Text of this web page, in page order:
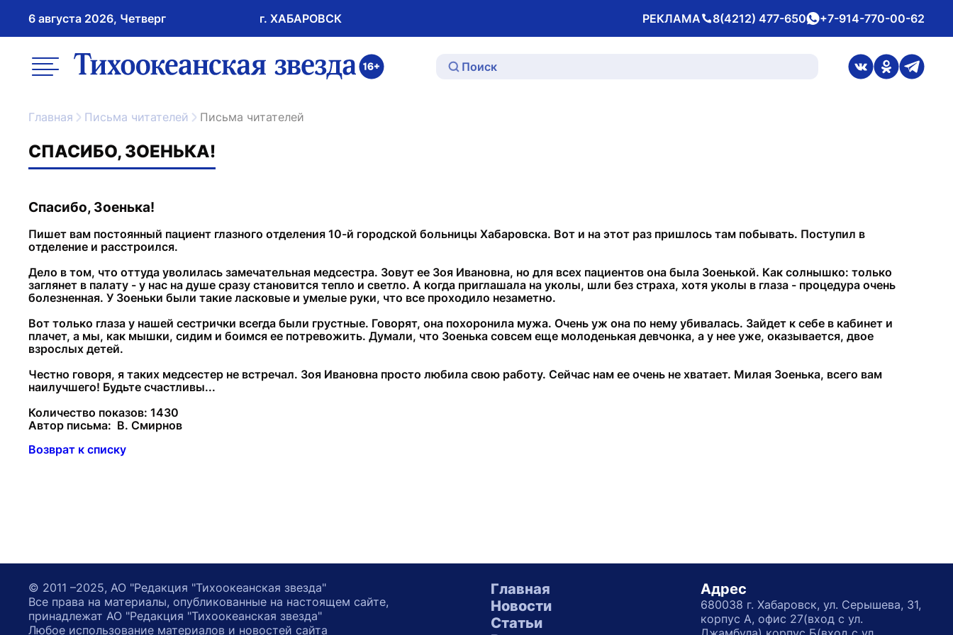
6 августа 2026, Четверг г. ХАБАРОВСК РЕКЛАМА
Телефон 8(4212) 477-650whatsApp
+7-914-770-00-62
меню ссылка на главную
ссылка на
ссылка на
Главная Письма читателей Письма читателей
СПАСИБО, ЗОЕНЬКА!
Спасибо, Зоенька!
Пишет вам постоянный пациент глазного отделения 10-й городской больницы Хабаровска. Вот и на этот раз пришлось там побывать. Поступил в
отделение и расстроился.
Дело в том, что оттуда уволилась замечательная медсестра. Зовут ее Зоя Ивановна, но для всех пациентов она была Зоенькой. Как солнышко: только
заглянет в палату - у нас на душе сразу становится тепло и светло. А когда приглашала на уколы, шли без страха, хотя уколы в глаза - процедура очень
болезненная. У Зоеньки были такие ласковые и умелые руки, что все проходило незаметно.
Вот только глаза у нашей сестрички всегда были грустные. Говорят, она похоронила мужа. Очень уж она по нему убивалась. Зайдет к себе в кабинет и
плачет, а мы, как мышки, сидим и боимся ее потревожить. Думали, что Зоенька совсем еще молоденькая девчонка, а у нее уже, оказывается, двое
взрослых детей.
Честно говоря, я таких медсестер не встречал. Зоя Ивановна просто любила свою работу. Сейчас нам ее очень не хватает. Милая Зоенька, всего вам
наилучшего! Будьте счастливы...
Количество показов: 1430
Автор письма: В. Смирнов
Возврат к списку
Главная
Новости
Статьи
Адрес
680038 г. Хабаровск, ул. Серышева, 31,
корпус А, офис 27(вход с ул.
© 2011 –2025, АО "Редакция "Тихоокеанская звезда"
Все права на материалы, опубликованные на настоящем сайте,
принадлежат АО "Редакция "Тихоокеанская звезда"
Любое использование материалов и новостей сайта